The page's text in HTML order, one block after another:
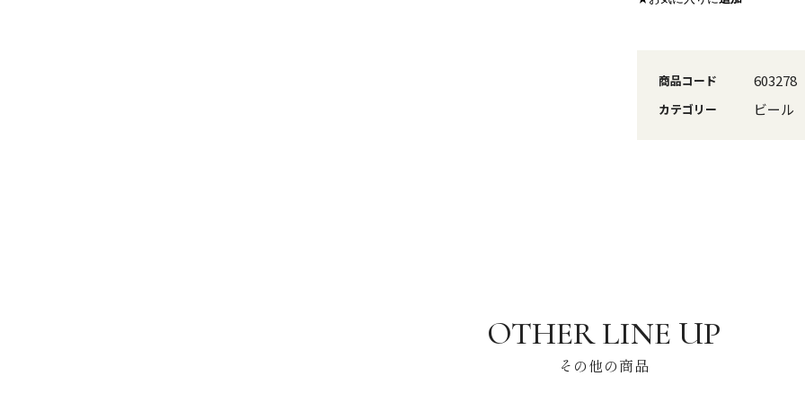
商品コード 603278
カテゴリー ビール
その他の商品